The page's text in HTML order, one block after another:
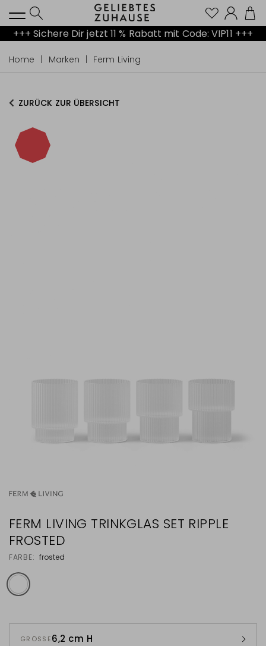
+++ Sichere Dir jetzt 11 % Rabatt mit Code: VIP11 +++
Home Marken Ferm Living
ZURÜCK ZUR ÜBERSICHT
FERM LIVING TRINKGLAS SET RIPPLE
FROSTED
FARBE: frosted
GRÖSSE 6,2 cm H